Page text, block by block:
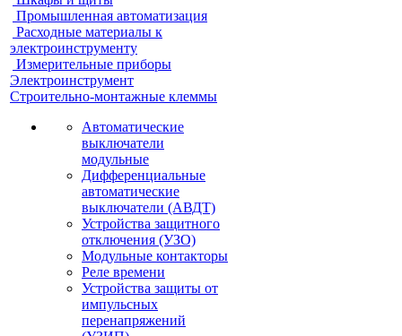
Промышленная автоматизация
Расходные материалы к
электроинструменту
Измерительные приборы
Электроинструмент
Строительно-монтажные клеммы
Автоматические
выключатели
модульные
Дифференциальные
автоматические
выключатели (АВДТ)
Устройства защитного
отключения (УЗО)
Модульные контакторы
Реле времени
Устройства защиты от
импульсных
перенапряжений